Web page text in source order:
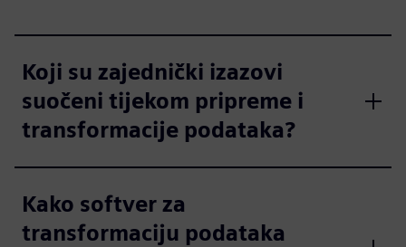
Koji su zajednički izazovi
suočeni tijekom pripreme i
transformacije podataka?
Kako softver za
transformaciju podataka